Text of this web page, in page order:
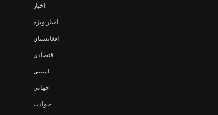
اخبار
اخبار ویژه
افغانستان
اقتصادی
امنیتی
جهانی
حوادث